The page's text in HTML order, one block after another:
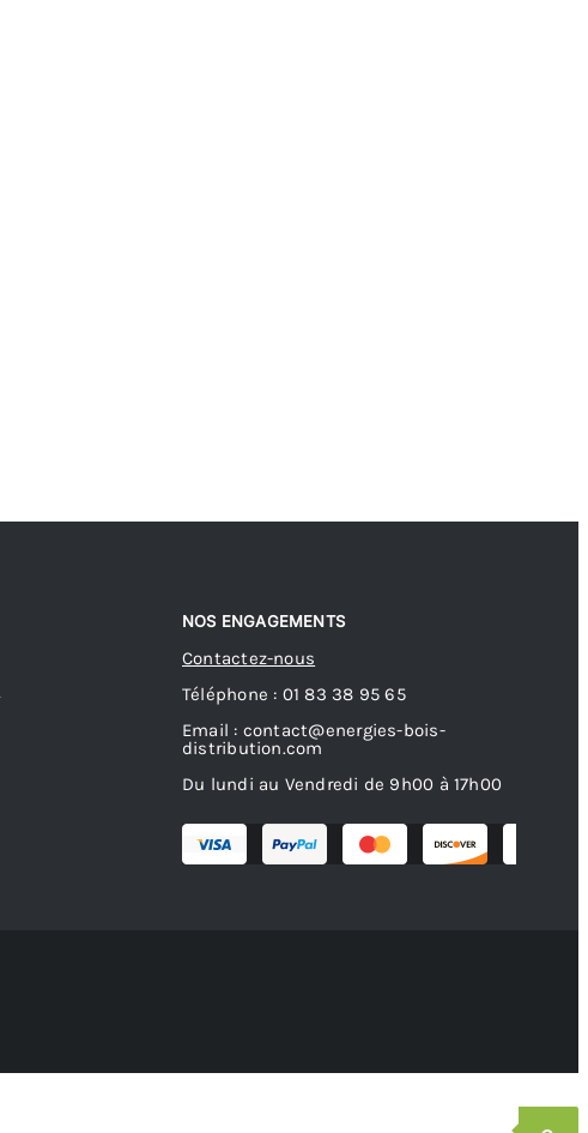
NOS ENGAGEMENTS
Contactez-nous
Téléphone : 01 83 38 95 65
Email : contact@energies-bois-
distribution.com
Du lundi au Vendredi de 9h00 à 17h00